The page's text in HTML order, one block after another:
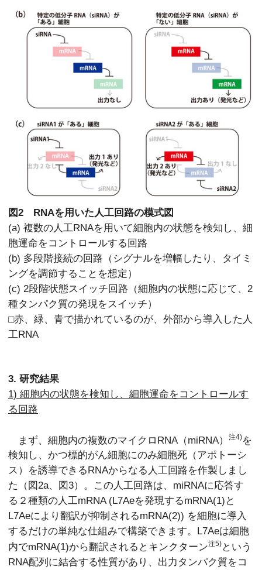
図2 RNAを用いた人工回路の模式図
(a) 複数の人工RNAを用いて細胞内の状態を検知し、細
胞運命をコントロールする回路
(b) 多段階接続の回路（シグナルを増幅したり、タイミ
ングを調節することを想定）
(c) 2段階状態スイッチ回路（細胞内の状態に応じて、2
種タンパク質の発現をスイッチ）
□赤、緑、青で描かれているのが、外部から導入した人
工RNA
3. 研究結果
1) 細胞内の状態を検知し、細胞運命をコントロールす
る回路
まず、細胞内の複数のマイクロRNA（miRNA）注4)を
検知し、かつ標的がん細胞にのみ細胞死（アポトーシ
ス）を誘導できるRNAからなる人工回路を作製しまし
た（図2a、図3）。この人工回路は、miRNAに応答す
る２種類の人工mRNA (L7Aeを発現するmRNA(1)と
L7Aeにより翻訳が抑制されるmRNA(2)) を細胞に導入
するだけの単純な仕組みで構築できます。L7Aeは細胞
内でmRNA(1)から翻訳されるとキンクターン注5) という
RNA配列に結合する性質があり、出力タンパク質をコ